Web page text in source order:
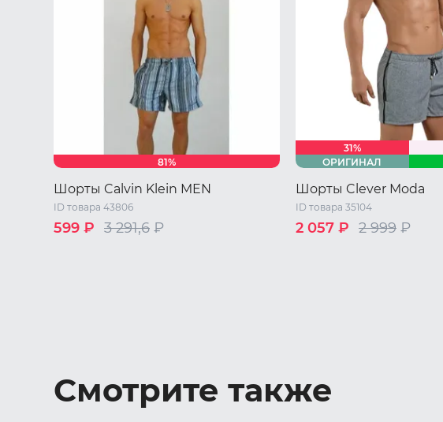
81%
Шорты Calvin Klein MEN
ID товара 43806
599 ₽ 3 291,6 ₽
31%
ОРИГИНАЛ
Шорты Clever Moda
ID товара 35104
2 057 ₽ 2 999 ₽
Смотрите также